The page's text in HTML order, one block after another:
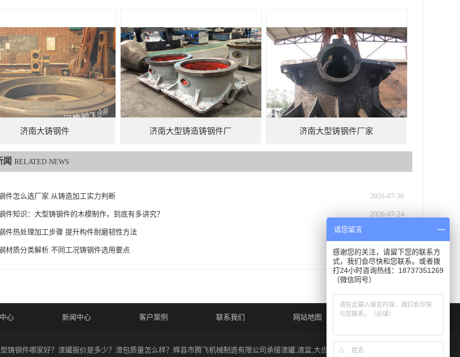
济南大铸钢件 济南大型铸造铸钢件厂 济南大型铸钢件厂家
闻 RELATED NEWS
件怎么选厂家 从铸造加工实力判断 2026-07-30
件知识：大型铸钢件的木模制作，到底有多讲究？ 2026-07-24
件热处理加工步骤 提升构件耐磨韧性方法
材质分类解析 不同工况铸钢件选用要点 2026-07-09
心 新闻中心 客户案例 联系我们 网站地图
钢件哪家好？渣罐报价是多少？渣包质量怎么样？辉县市腾飞机械制造有限公司承接渣罐,渣盆,大齿圈,欢迎来电. 版权所有，严禁
请您留言
感谢您的关注，请留下您的联系方
式，我们会尽快和您联系。或者拨
打24小时咨询热线：18737351269
（微信同号）